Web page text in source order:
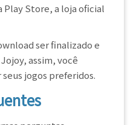
Play Store, a loja oficial
ser finalizado e
assim, você
jogos preferidos.